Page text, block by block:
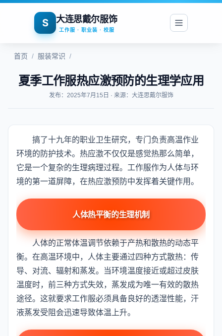
S 大连思戴尔服饰
工作服 · 职业装 · 校服
首页 / 服装常识 /
夏季工作服热应激预防的生理学应用
发布：2025年7月15日 · 来源：大连思戴尔服饰
搞了十九年的职业卫生研究，专门负责高温作业
环境的防护技术。热应激不仅仅是感觉热那么简单，
它是一个复杂的生理病理过程。工作服作为人体与环
境的第一道屏障，在热应激预防中发挥着关键作用。
人体热平衡的生理机制
人体的正常体温调节依赖于产热和散热的动态平
衡。在高温环境中，人体主要通过四种方式散热：传
导、对流、辐射和蒸发。当环境温度接近或超过皮肤
温度时，前三种方式失效，蒸发成为唯一有效的散热
途径。这就要求工作服必须具备良好的透湿性能，汗
液蒸发受阻会迅速导致体温上升。